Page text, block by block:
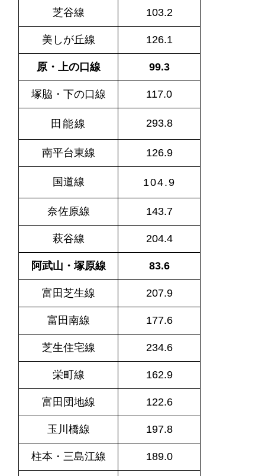
芝谷線 103.2
美しが丘線 126.1
原・上の口線 99.3
塚脇・下の口線 117.0
田能線 293.8
南平台東線 126.9
国道線 104.9
奈佐原線 143.7
萩谷線 204.4
阿武山・塚原線 83.6
富田芝生線 207.9
富田南線 177.6
芝生住宅線 234.6
栄町線 162.9
富田団地線 122.6
玉川橋線 197.8
柱本・三島江線 189.0